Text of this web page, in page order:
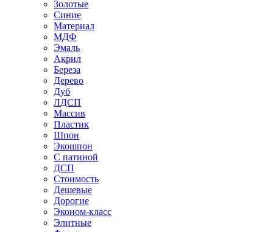
Золотые
Синие
Материал
МДФ
Эмаль
Акрил
Береза
Дерево
Дуб
ЛДСП
Массив
Пластик
Шпон
Экошпон
С патиной
ДСП
Стоимость
Дешевые
Дорогие
Эконом-класс
Элитные